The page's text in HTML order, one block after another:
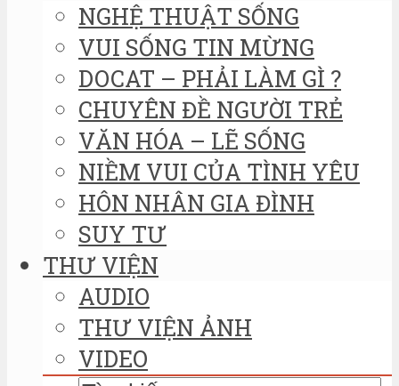
NGHỆ THUẬT SỐNG
VUI SỐNG TIN MỪNG
DOCAT – PHẢI LÀM GÌ ?
CHUYÊN ĐỀ NGƯỜI TRẺ
VĂN HÓA – LẼ SỐNG
NIỀM VUI CỦA TÌNH YÊU
HÔN NHÂN GIA ĐÌNH
SUY TƯ
THƯ VIỆN
AUDIO
THƯ VIỆN ẢNH
VIDEO